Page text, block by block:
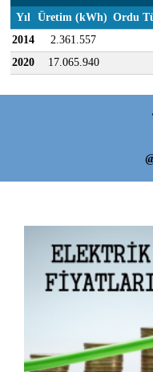
Yıl Üretim (kWh) Ordu
2014
2.361.557
2020
17.065.940